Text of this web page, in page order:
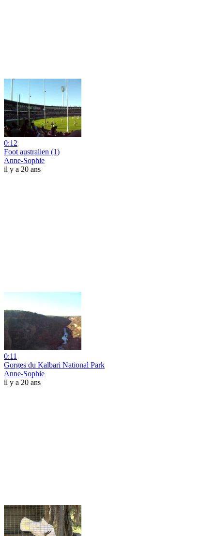
0:12
Foot australien (1)
Anne-Sophie
il y a 20 ans
0:11
Gorges du Kalbari National Park
Anne-Sophie
il y a 20 ans